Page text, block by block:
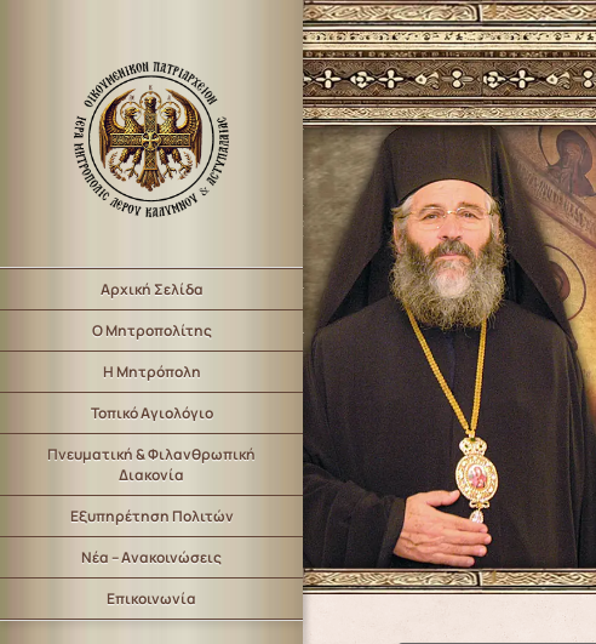
Αρχική Σελίδα
Ο Μητροπολίτης
Η Μητρόπολη
Τοπικό Αγιολόγιο
Πνευματική & Φιλανθρωπική
Διακονία
Εξυπηρέτηση Πολιτών
Νέα – Ανακοινώσεις
Επικοινωνία